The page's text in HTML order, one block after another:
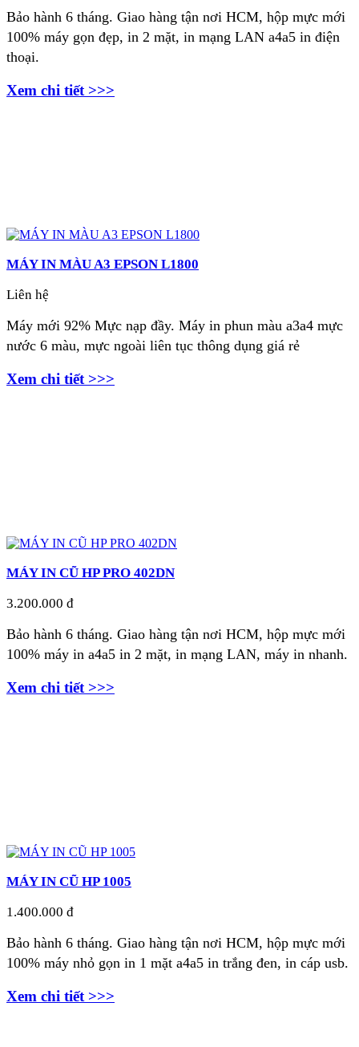
Bảo hành 6 tháng. Giao hàng tận nơi HCM, hộp mực mới
100% máy gọn đẹp, in 2 mặt, in mạng LAN a4a5 in điện
thoại.
Xem chi tiết >>>
MÁY IN MÀU A3 EPSON L1800
Liên hệ
Máy mới 92% Mực nạp đầy. Máy in phun màu a3a4 mực
nước 6 màu, mực ngoài liên tục thông dụng giá rẻ
Xem chi tiết >>>
MÁY IN CŨ HP PRO 402DN
3.200.000 đ
Bảo hành 6 tháng. Giao hàng tận nơi HCM, hộp mực mới
100% máy in a4a5 in 2 mặt, in mạng LAN, máy in nhanh.
Xem chi tiết >>>
MÁY IN CŨ HP 1005
1.400.000 đ
Bảo hành 6 tháng. Giao hàng tận nơi HCM, hộp mực mới
100% máy nhỏ gọn in 1 mặt a4a5 in trắng đen, in cáp usb.
Xem chi tiết >>>